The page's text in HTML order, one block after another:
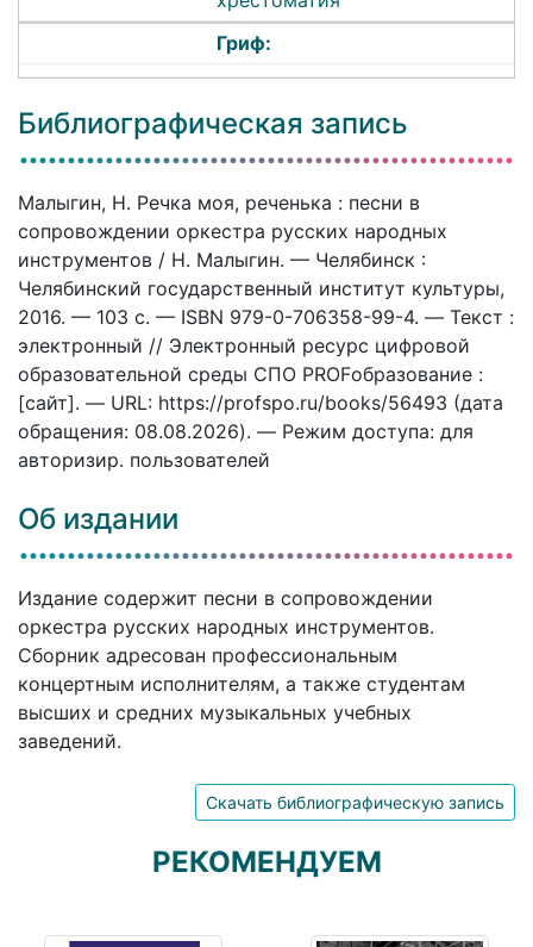
Гриф:
Библиографическая запись
Малыгин, Н. Речка моя, реченька : песни в
сопровождении оркестра русских народных
инструментов / Н. Малыгин. — Челябинск :
Челябинский государственный институт культуры,
2016. — 103 c. — ISBN 979-0-706358-99-4. — Текст :
электронный // Электронный ресурс цифровой
образовательной среды СПО PROFобразование :
[сайт]. — URL: https://profspo.ru/books/56493 (дата
обращения: 08.08.2026). — Режим доступа: для
авторизир. пользователей
Об издании
Издание содержит песни в сопровождении
оркестра русских народных инструментов.
Сборник адресован профессиональным
концертным исполнителям, а также студентам
высших и средних музыкальных учебных
заведений.
Скачать библиографическую запись
РЕКОМЕНДУЕМ